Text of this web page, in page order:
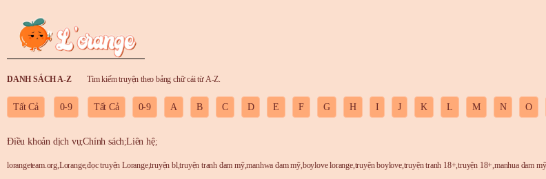
Chapter 24
Chapter 23
Chapter 22 3 tháng trước
Chapter 20 3 tháng trước
DANH SÁCH A-Z Tìm kiếm truyện theo bảng chữ cái từ A-Z.
Tất Cả 0-9 Tất Cả 0-9 A B C D E F G H I J K L M N O
Điều khoản dịch vụ;Chính sách;Liên hệ;
lorangeteam.org,Lorange,đọc truyện Lorange,truyện bl,truyện tranh đam mỹ,manhwa đam mỹ,boylove lorange,truyện boylove,truyện tranh 18+,truyện 18+,manhua đam mỹ